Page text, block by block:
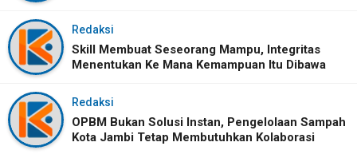
Redaksi
Skill Membuat Seseorang Mampu, Integritas
Menentukan Ke Mana Kemampuan Itu Dibawa
Redaksi
OPBM Bukan Solusi Instan, Pengelolaan Sampah
Kota Jambi Tetap Membutuhkan Kolaborasi